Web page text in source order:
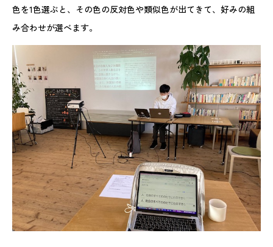
色を1色選ぶと、その色の反対色や類似色が出てきて、好みの組
み合わせが選べます。